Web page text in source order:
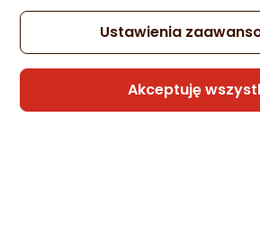
Ustawienia
Akceptuję